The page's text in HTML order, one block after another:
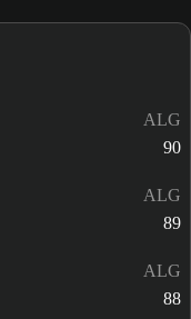
ALG
90
ALG
89
ALG
88